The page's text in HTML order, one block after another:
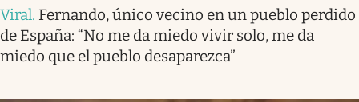
Viral. Fernando, único vecino en un pueblo perdido
de España: “No me da miedo vivir solo, me da
miedo que el pueblo desaparezca”